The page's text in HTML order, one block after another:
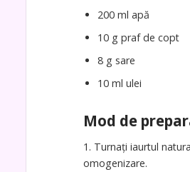
200 ml apă
10 g praf de copt
8 g sare
10 ml ulei
Mod de
1. Turnați iaurtul
omogenizare.